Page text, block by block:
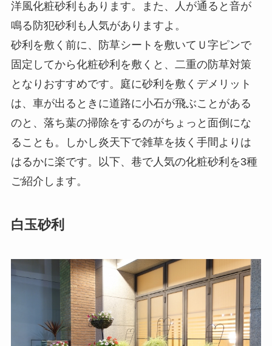
洋風化粧砂利もあります。また、人が通ると音が
鳴る防犯砂利も人気がありますよ。
砂利を敷く前に、防草シートを敷いてＵ字ピンで
固定してから化粧砂利を敷くと、二重の防草対策
となりおすすめです。庭に砂利を敷くデメリット
は、車が出るときに道路に小石が飛ぶことがある
のと、落ち葉の掃除をするのがちょっと面倒にな
ることも。しかし炎天下で雑草を抜く手間よりは
はるかに楽です。以下、巷で人気の化粧砂利を3種
ご紹介します。
白玉砂利